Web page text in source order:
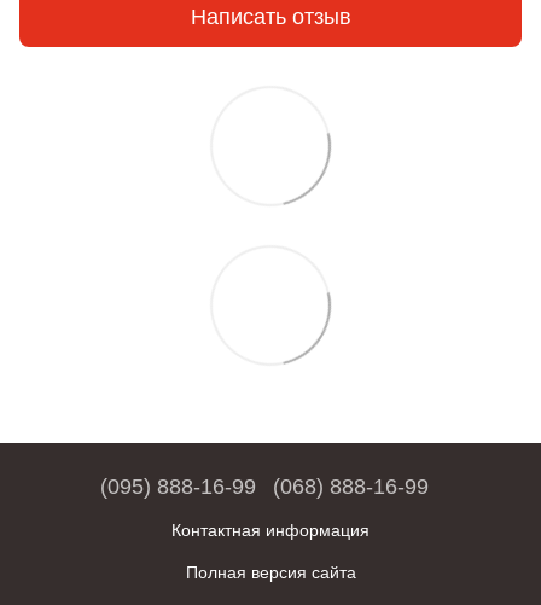
Написать отзыв
(095) 888-16-99 (068) 888-16-99
Контактная информация
Полная версия сайта